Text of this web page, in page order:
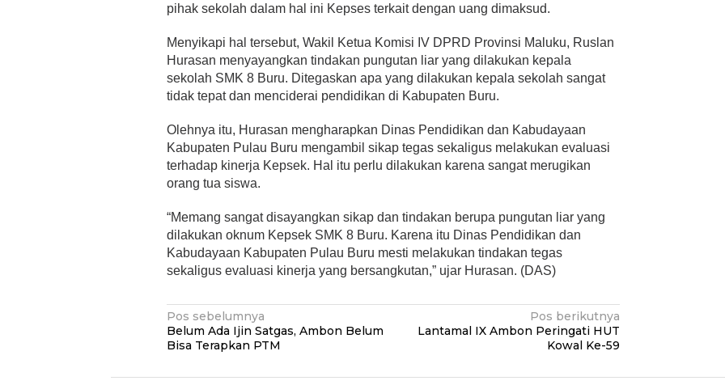
pihak sekolah dalam hal ini Kepses terkait dengan uang dimaksud.
Menyikapi hal tersebut, Wakil Ketua Komisi IV DPRD Provinsi Maluku, Ruslan
Hurasan menyayangkan tindakan pungutan liar yang dilakukan kepala
sekolah SMK 8 Buru. Ditegaskan apa yang dilakukan kepala sekolah sangat
tidak tepat dan menciderai pendidikan di Kabupaten Buru.
Olehnya itu, Hurasan mengharapkan Dinas Pendidikan dan Kabudayaan
Kabupaten Pulau Buru mengambil sikap tegas sekaligus melakukan evaluasi
terhadap kinerja Kepsek. Hal itu perlu dilakukan karena sangat merugikan
orang tua siswa.
“Memang sangat disayangkan sikap dan tindakan berupa pungutan liar yang
dilakukan oknum Kepsek SMK 8 Buru. Karena itu Dinas Pendidikan dan
Kabudayaan Kabupaten Pulau Buru mesti melakukan tindakan tegas
sekaligus evaluasi kinerja yang bersangkutan,” ujar Hurasan. (DAS)
Navigasi
pos
Pos sebelumnya
Belum Ada Ijin Satgas, Ambon Belum
Bisa Terapkan PTM
Pos berikutnya
Lantamal IX Ambon Peringati HUT
Kowal Ke-59